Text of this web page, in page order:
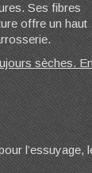
Ses fibres
offre un haut
sèches.
l’essuyage,